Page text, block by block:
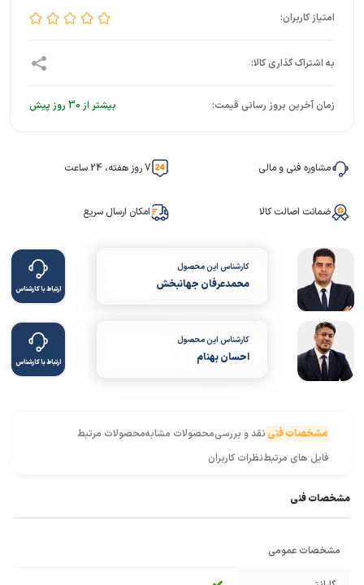
زمان آخرین بروز رسانی قیمت: بیشتر از 30 روز پیش
مشاوره فنی و مالی 7 روز هفته، 24 ساعت
ضمانت اصالت کالا امکان ارسال سریع
کارشناس این محصول
محمدعرفان جهانبخش ارتباط با کارشناس
کارشناس این محصول
احسان بهنام ارتباط با کارشناس
مشخصات فنی نقد و بررسیمحصولات مشابهمحصولات مرتبط
فایل های مرتبطنظرات کاربران
مشخصات فنی
مشخصات عمومی